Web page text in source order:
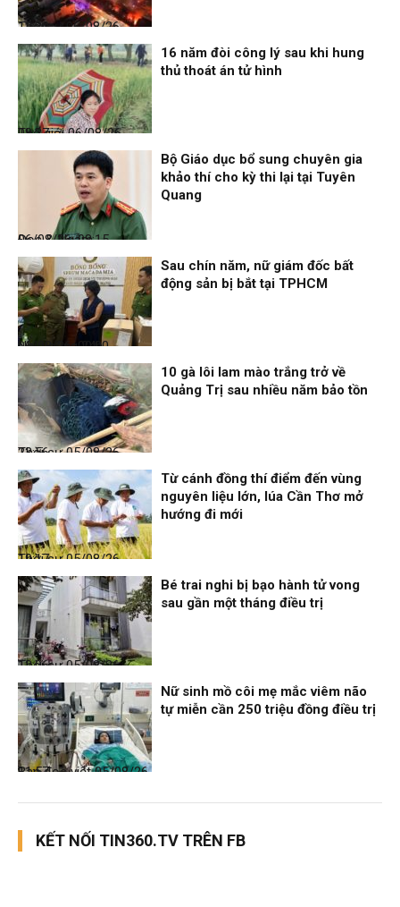
Thời sự
06/08/26, 12:30
Thế giới
06/08/26, 08:27
16 năm đòi công lý sau khi hung
thủ thoát án tử hình
Đọc & Ngẫm
06/08/26, 08:15
Bộ Giáo dục bổ sung chuyên gia
khảo thí cho kỳ thi lại tại Tuyên
Quang
Nhịp sống 24h
06/08/26, 00:00
Sau chín năm, nữ giám đốc bất
động sản bị bắt tại TPHCM
Thời sự
05/08/26, 23:56
10 gà lôi lam mào trắng trở về
Quảng Trị sau nhiều năm bảo tồn
Thời sự
05/08/26, 19:17
Từ cánh đồng thí điểm đến vùng
nguyên liệu lớn, lúa Cần Thơ mở
hướng đi mới
Thời sự
05/08/26, 12:06
Bé trai nghi bị bạo hành tử vong
sau gần một tháng điều trị
Bạn đọc viết
05/08/26, 11:57
Nữ sinh mồ côi mẹ mắc viêm não
tự miễn cần 250 triệu đồng điều trị
KẾT NỐI TIN360.TV TRÊN FB